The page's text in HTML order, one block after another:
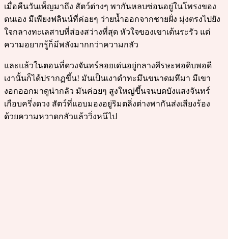
เมื่อคืนวันเพ็ญมาถึง สัตว์ต่างๆ พากันหลบซ่อนอยู่ในโพรงของ
ตนเอง มีเพียงฟลินน์ที่ค่อยๆ ว่ายน้ำออกจากชายฝั่ง มุ่งตรงไปยัง
ใจกลางทะเลสาบที่ส่องสว่างที่สุด หัวใจของเขาเต้นระรัว แต่
ความอยากรู้ก็มีพลังมากกว่าความกลัว
และแล้วในตอนที่ดวงจันทร์ลอยเด่นอยู่กลางศีรษะพอดิบพอดี
เงานั้นก็ได้ปรากฏขึ้น! มันเป็นเงาดำทะมึนขนาดมหึมา มีเขา
งอกออกมาดูน่ากลัว มันค่อยๆ สูงใหญ่ขึ้นจนบดบังแสงจันทร์
เกือบครึ่งดวง สัตว์ที่แอบมองอยู่ริมตลิ่งต่างพากันส่งเสียงร้อง
ด้วยความหวาดกลัวแล้ววิ่งหนีไป